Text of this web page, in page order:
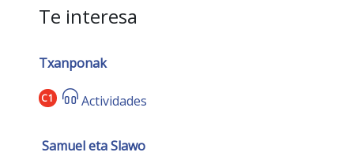
Te interesa
Txanponak
C1 Actividades
Samuel eta Slawo